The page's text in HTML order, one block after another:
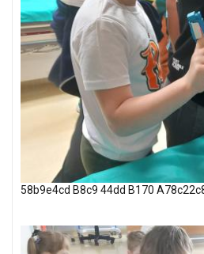
58b9e4cd B8c9 44dd B170